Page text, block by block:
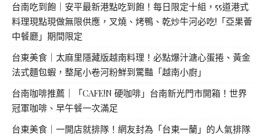
台南吃到飽｜安平最新港點吃到飽！每日限定十組，55道港式
料理現點現做無限供應，叉燒、烤鴨、乾炒牛河必吃!「亞果薈
中餐廳」期間限定
台東美食｜太麻里隱藏版越南料理！必點爆汁溏心蛋捲、黃金
法式麵包蝦，整尾小卷河粉鮮到驚豔「越南小廚」
台南咖啡推薦｜「CAFE!N 硬咖啡」台南新光門市開箱！世界
冠軍咖啡、早午餐一次滿足
台東美食｜一開店就排隊！網友封為「台東一蘭」的人氣排隊